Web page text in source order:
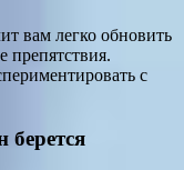
вам легко обновить
препятствия.
с
берется